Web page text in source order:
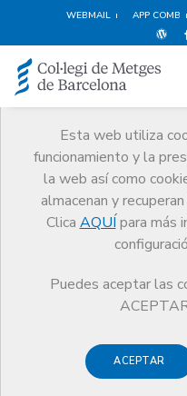
WEBMAIL APP COMB
Esta web utiliza
funcionamiento y la
la web así como
almacenan y
Clica AQUÍ para más
Puedes aceptar las
ACEPTAR
Agenda
Comunicación
Jornada de
- Ed. 2023